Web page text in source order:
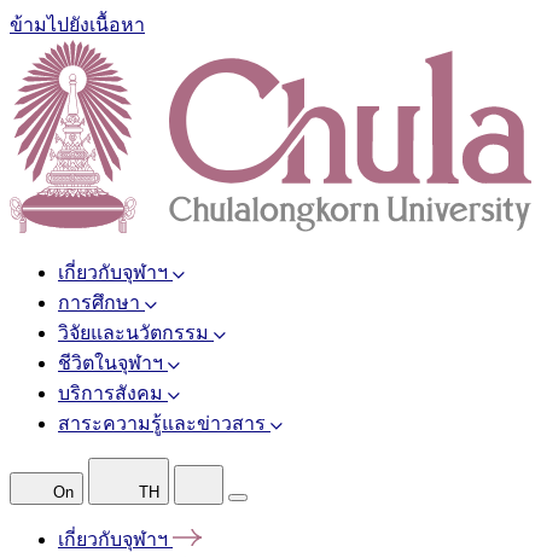
ข้ามไปยังเนื้อหา
เกี่ยวกับจุฬาฯ
การศึกษา
วิจัยและนวัตกรรม
ชีวิตในจุฬาฯ
บริการสังคม
สาระความรู้และข่าวสาร
On TH
เกี่ยวกับจุฬาฯ